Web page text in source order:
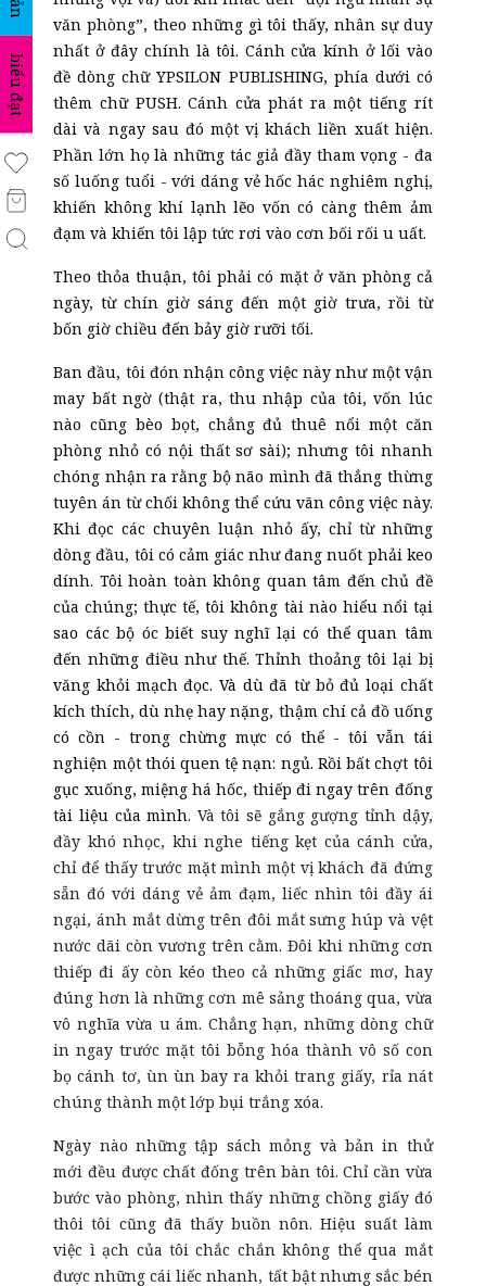
biểu đạt
văn phòng”, theo những gì tôi thấy, nhân sự duy
nhất ở đây chính là tôi. Cánh cửa kính ở lối vào
đề dòng chữ YPSILON PUBLISHING, phía dưới có
thêm chữ PUSH. Cánh cửa phát ra một tiếng rít
dài và ngay sau đó một vị khách liền xuất hiện.
Phần lớn họ là những tác giả đầy tham vọng - đa
số luống tuổi - với dáng vẻ hốc hác nghiêm nghị,
khiến không khí lạnh lẽo vốn có càng thêm ảm
đạm và khiến tôi lập tức rơi vào cơn bối rối u uất.
Theo thỏa thuận, tôi phải có mặt ở văn phòng cả
ngày, từ chín giờ sáng đến một giờ trưa, rồi từ
bốn giờ chiều đến bảy giờ rưỡi tối.
Ban đầu, tôi đón nhận công việc này như một vận
may bất ngờ (thật ra, thu nhập của tôi, vốn lúc
nào cũng bèo bọt, chẳng đủ thuê nổi một căn
phòng nhỏ có nội thất sơ sài); nhưng tôi nhanh
chóng nhận ra rằng bộ não mình đã thẳng thừng
tuyên án từ chối không thể cứu vãn công việc này.
Khi đọc các chuyên luận nhỏ ấy, chỉ từ những
dòng đầu, tôi có cảm giác như đang nuốt phải keo
dính. Tôi hoàn toàn không quan tâm đến chủ đề
của chúng; thực tế, tôi không tài nào hiểu nổi tại
sao cácbộ óc biết suy nghĩ lại có thể quan tâm
đến những điềunhư thế. Thỉnh thoảng tôi lại bị
văng khỏi mạch đọc. Và dù đã từ bỏ đủ loại chất
kích thích, dù nhẹ hay nặng, thậm chí cả đồ uống
có cồn - trong chừng mực có thể - tôi vẫn tái
nghiện một thói quen tệ nạn: ngủ. Rồi bất chợt tôi
gục xuống, miệng há hốc, thiếp đi ngay trên đống
tài liệu của mình. Và tôi sẽ gắng gượng tỉnh dậy,
đầy khó nhọc, khi nghe tiếng kẹt của cánh cửa,
chỉ để thấy trước mặt mình một vị khách đã đứng
sẵn đó với dáng vẻ ảm đạm, liếc nhìn tôi đầy ái
ngại, ánh mắt dừng trên đôi mắt sưng húp và vệt
nước dãi còn vương trên cằm. Đôi khi những cơn
thiếp đi ấy còn kéo theo cả những giấc mơ, hay
đúng hơn là những cơn mê sảng thoáng qua, vừa
vô nghĩa vừa u ám. Chẳng hạn, những dòng chữ
in ngay trước mặt tôi bỗng hóa thành vô số con
bọ cánh tơ, ùn ùn bay ra khỏi trang giấy, rỉa nát
chúng thành một lớp bụi trắng xóa.
Ngày nào những tập sách mỏng và bản in thử
mới đềuđược chất đống trên bàn tôi. Chỉ cần vừa
bước vào phòng, nhìn thấy những chồng giấy đó
thôi tôi cũng đã thấybuồn nôn. Hiệu suất làm
việc ì ạch của tôi chắc chắn không thể qua mắt
được những cái liếc nhanh, tất bật nhưng sắc bén